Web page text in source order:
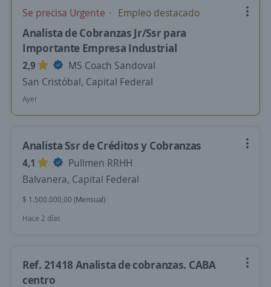
Se precisa Urgente Empleo destacado
Analista de Cobranzas Jr/Ssr para
Importante Empresa Industrial
2,9
MS Coach Sandoval
San Cristóbal, Capital Federal
Ayer
Analista Ssr de Créditos y Cobranzas
4,1
Pullmen RRHH
Balvanera, Capital Federal
$ 1.500.000,00 (Mensual)
Hace 2 días
Ref. 21418 Analista de cobranzas. CABA
centro